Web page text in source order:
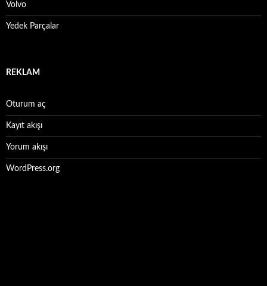
Volvo
Yedek Parçalar
REKLAM
Oturum aç
Kayıt akışı
Yorum akışı
WordPress.org